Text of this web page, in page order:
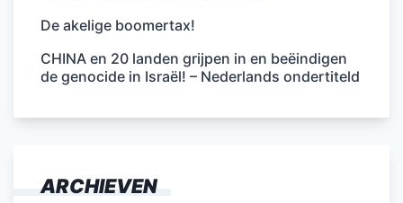
De akelige boomertax!
CHINA en 20 landen grijpen in en beëindigen
de genocide in Israël! – Nederlands ondertiteld
ARCHIEVEN